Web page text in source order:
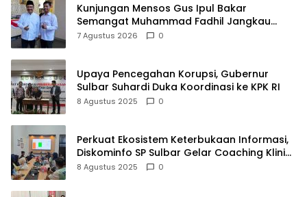
Kunjungan Mensos Gus Ipul Bakar
Semangat Muhammad Fadhil Jangkau
Anak Keluarga Sangat Kurang Mampu
7 Agustus 2026 0
Upaya Pencegahan Korupsi, Gubernur
Sulbar Suhardi Duka Koordinasi ke KPK RI
8 Agustus 2025 0
Perkuat Ekosistem Keterbukaan Informasi,
Diskominfo SP Sulbar Gelar Coaching Klinik
PPID
8 Agustus 2025 0